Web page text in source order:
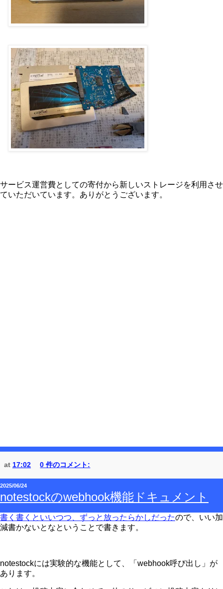
サービス運営費としての寄付から新しいストレージを利用させ
ていただいています。ありがとうございます。
at 17:02 0 件のコメント:
2025/06/24
notestockのwebhook機能ドキュメント
書く書くといいつつ、ずっと放ったらかしだったので、いい加
減書かないとなということで書きます。
notestockには実験的な機能として、「webhook呼び出し」が
あります。